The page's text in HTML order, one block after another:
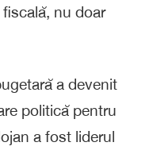
nu doar
a devenit
politică pentru
a fost liderul